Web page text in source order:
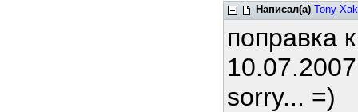
Написал(а) Tony
поправка
sorry... =)